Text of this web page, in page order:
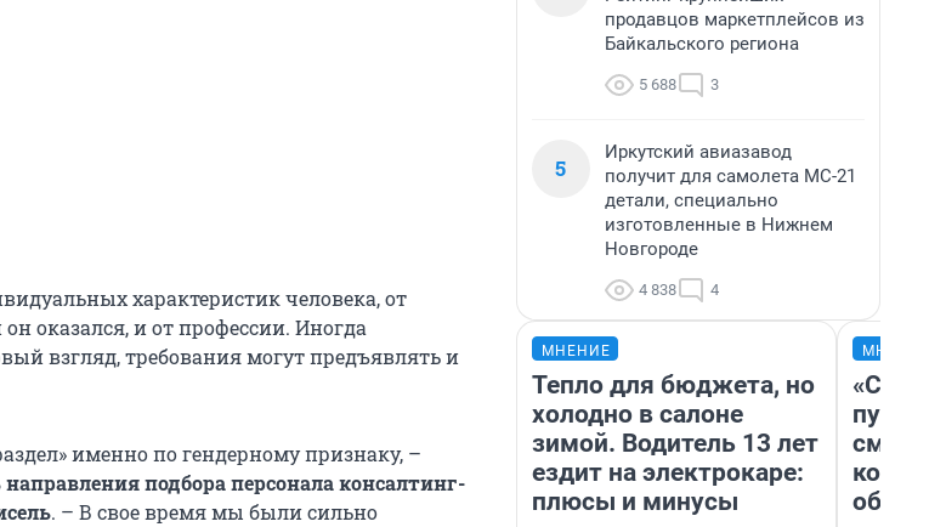
характеристик человека, от
оказался, и от профессии. Иногда
взгляд, требования могут предъявлять и
именно по гендерному признаку, –
подбора персонала консалтинг-
. – В свое время мы были сильно
продавцов маркетплейсов из
Байкальского региона
5 688 3
5
Иркутский авиазавод
получит для самолета МС-21
детали, специально
изготовленные в Нижнем
Новгороде
4 838 4
МНЕНИЕ
Тепло для бюджета, но
холодно в салоне
зимой. Водитель 13 лет
ездит на электрокаре:
плюсы и минусы